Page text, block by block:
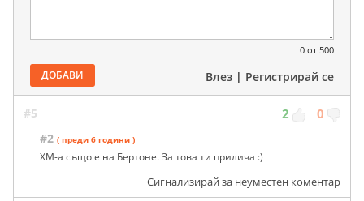
0 от 500
ДОБАВИ Влез | Регистрирай се
#5 2 0
#2 ( преди 6 години )
XM-a също е на Бертоне. За това ти прилича :)
Сигнализирай за неуместен коментар